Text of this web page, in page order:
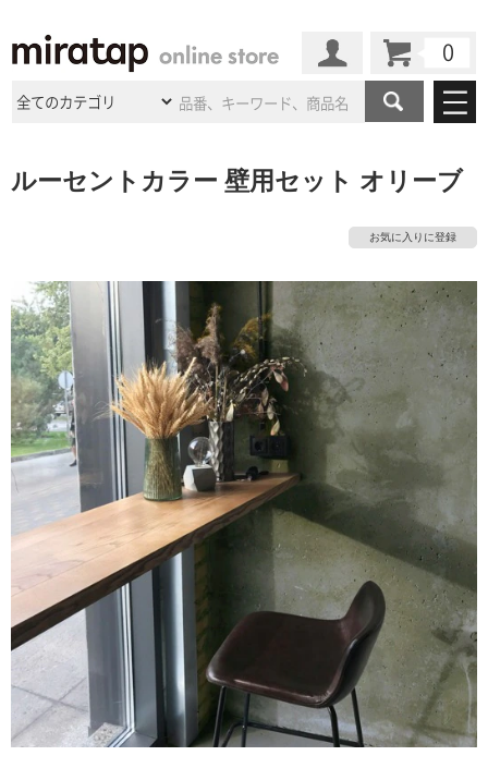
商品カテゴリ
キッチン 浴室（風呂・バスルー
ム）・トイレ
ドア（扉）・
建具・玄関
扉
エクステリア （外構）
ウッドデッキ フローリング・ 床材
収納 インテリア・家具
照明 ペット用品
内装用建材 パネル・壁材
ロートアイアン 天然石・石材
メンテナンス・ 施工材 新商品
ミラタップのあるくらし お客様訪問 インタビュー
店舗・施設事例
ショールームの ご案内 東京ショールーム
大阪ショールーム 仙台ショールーム
名古屋ショールーム 京都 ショールーム
福岡ショールーム 札幌スマートショールー
ム
横浜スマートショールー
ウェルビーみのおHDC
サポート
ご利用ガイド 初めての方へ
よくある質問 お問い合わせ
修理お問い合わせ クレーム公開
説明書・図面検索 水まわり 3年保証
お役立ち情報 住まいのスタイリング
ミラタップ
チャンネル
オンライン相談
その他サービス
ミラタップと 創る家
ASOLIE
工事会社紹介
Coziコンシ
ェルジュ
自分らしい家づくり
SUVACO
最高のリノベ会社がみつ
かるリノベりす
ルーセントカラー 壁用セット オリーブ
お気に入りに登録
タ